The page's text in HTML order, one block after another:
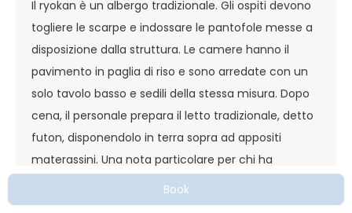
Book
Il ryokan è un albergo tradizionale. Gli ospiti devono
togliere le scarpe e indossare le pantofole messe a
disposizione dalla struttura. Le camere hanno il
pavimento in paglia di riso e sono arredate con un
solo tavolo basso e sedili della stessa misura. Dopo
cena, il personale prepara il letto tradizionale, detto
futon, disponendolo in terra sopra ad appositi
materassini. Una nota particolare per chi ha
tatuaggi: in Giappone esiste uno specifico divieto
d’ingresso in alcuni locali e luoghi d’interesse, come